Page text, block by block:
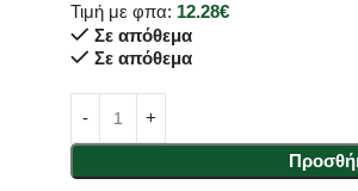
Τιμή με φπα: 12.28€
Σε απόθεμα
Σε απόθεμα